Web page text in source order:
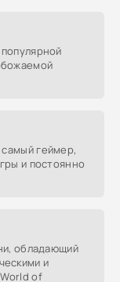
геймер,
и постоянно
обладающий
и
of